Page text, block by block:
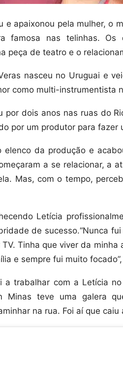
e apaixonou pela mulher, o
famosa nas telinhas. Os
peça de teatro e o
nasceu no Uruguai e
como multi-instrumentista
por dois anos nas ruas do
por um produtor para
elenco da produção e
a se relacionar, a
Mas, com o tempo,
Letícia
de sucesso.“Nunca
Tinha que viver da
e sempre fui muito
a trabalhar com a Letícia
Minas teve uma galera
na rua. Foi aí que caiu